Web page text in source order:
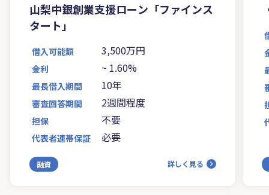
山梨中銀創業支援ローン「ファインス
タート」
借入可能額 3,500万円
金利 ~ 1.60%
最長借入期間 10年
審査回答期間 2週間程度
担保 不要
代表者連帯保証 必要
融資 詳しく見る